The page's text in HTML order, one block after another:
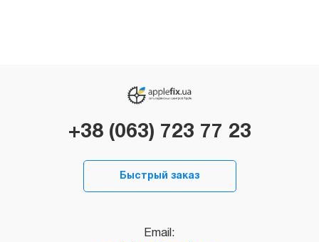
+38 (063) 723 77 23
Быстрый заказ
Email: